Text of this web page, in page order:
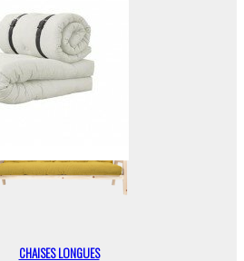
VELOURS COTELÉ
CHAISES LONGUES